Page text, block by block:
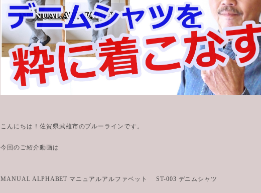
こんにちは！佐賀県武雄市のブルーラインです。
今回のご紹介動画は
MANUAL ALPHABET マニュアルアルファベット ST-003 デニムシャツ